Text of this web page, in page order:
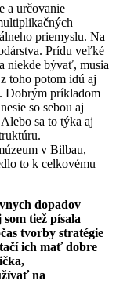
a určovanie
priemyslu. Na
Prídu veľké
niekde bývať, musia
toho potom idú aj
Dobrým príkladom
so sebou aj
sa to týka aj
v Bilbau,
to k celkovému
dopadov
tiež písala
tvorby stratégie
ich mať dobre
na